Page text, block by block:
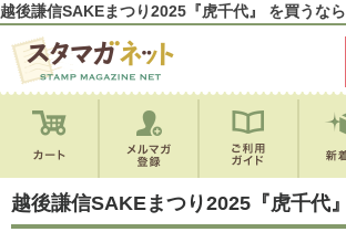
越後謙信SAKEまつり2025『虎千代』 を買うな
越後謙信SAKEまつり2025『虎千代』